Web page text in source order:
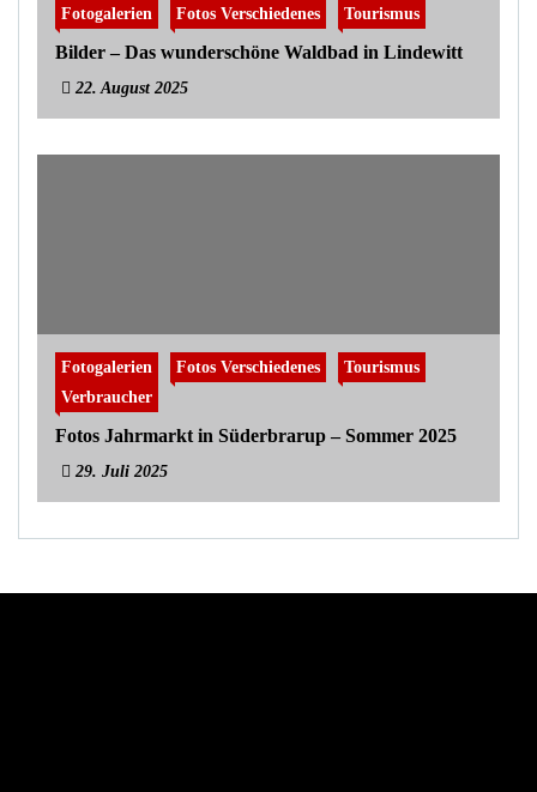
Fotogalerien Fotos Verschiedenes Tourismus
Bilder – Das wunderschöne Waldbad in Lindewitt
22. August 2025
Fotogalerien Fotos Verschiedenes
Tourismus
Verbraucher
Fotos Jahrmarkt in Süderbrarup – Sommer 2025
29. Juli 2025